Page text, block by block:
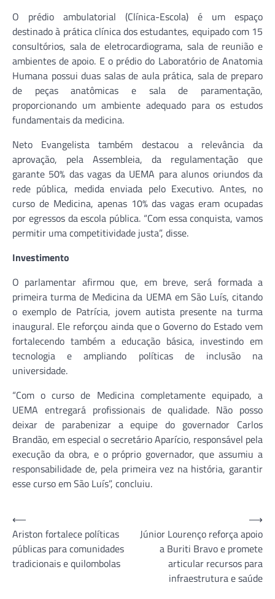
O prédio ambulatorial (Clínica-Escola) é um espaço
destinado à prática clínica dos estudantes, equipado com 15
consultórios, sala de eletrocardiograma, sala de reunião e
ambientes de apoio. E o prédio do Laboratório de Anatomia
Humana possui duas salas de aula prática, sala de preparo
de peças anatômicas e sala de paramentação,
proporcionando um ambiente adequado para os estudos
fundamentais da medicina.
Neto Evangelista também destacou a relevância da
aprovação, pela Assembleia, da regulamentação que
garante 50% das vagas da UEMA para alunos oriundos da
rede pública, medida enviada pelo Executivo. Antes, no
curso de Medicina, apenas 10% das vagas eram ocupadas
por egressos da escola pública. “Com essa conquista, vamos
permitir uma competitividade justa”, disse.
Investimento
O parlamentar afirmou que, em breve, será formada a
primeira turma de Medicina da UEMA em São Luís, citando
o exemplo de Patrícia, jovem autista presente na turma
inaugural. Ele reforçou ainda que o Governo do Estado vem
fortalecendo também a educação básica, investindo em
tecnologia e ampliando políticas de inclusão na
universidade.
“Com o curso de Medicina completamente equipado, a
UEMA entregará profissionais de qualidade. Não posso
deixar de parabenizar a equipe do governador Carlos
Brandão, em especial o secretário Aparício, responsável pela
execução da obra, e o próprio governador, que assumiu a
responsabilidade de, pela primeira vez na história, garantir
esse curso em São Luís”, concluiu.
Navegação
de
Post
⟵
Ariston fortalece políticas
públicas para comunidades
tradicionais e quilombolas
Júnior Lourenço reforça apoio
a Buriti Bravo e promete
articular recursos para
infraestrutura e saúde
⟶